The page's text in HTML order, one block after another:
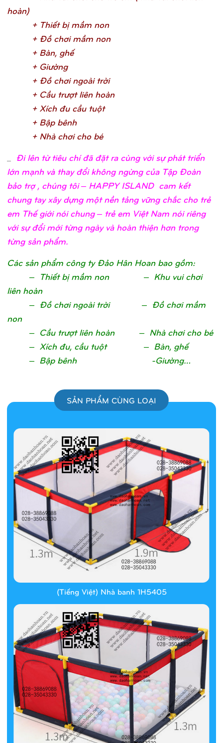
hoàn)
+ Thiết bịmầm non
+ Đồchơi mầm non
+ Bàn, ghế
+ Giường
+ Đồchơi ngoài trời
+ Cầu trượt liên hoàn
+ Xích đu cầu tuột
+ Bập bênh
+ Nhà chơi cho bé
Đi lên từ tiêu chí đã đặt ra cùng với sự phát triển
lớn mạnh và thay đổi không ngừng của Tập Đoàn
bảo trợ , chúng tôi – HAPPY ISLAND cam kết
chung tay xây dựng một nền tảng vững chắc cho trẻ
em Thế giới nói chung – trẻ em Việt Nam nói riêng
với sự đổi mới từng ngày và hoàn thiện hơn trong
từng sản phẩm.
Các sản phẩm công ty Đảo Hân Hoan bao gồm:
– Thiết bị mầm non – Khu vui chơi
liên hoàn
– Đồ chơi ngoài trời – Đồ chơi mầm
non
– Cầu trượt liên hoàn – Nhà chơi cho bé
– Xích đu, cầu tuột – Bàn, ghế
– Bập bênh -Giường…
SẢN PHẨM CÙNG LOẠI
(Tiếng Việt) Nhà banh 1H5405